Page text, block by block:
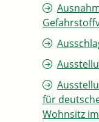
für
Wohnsitz